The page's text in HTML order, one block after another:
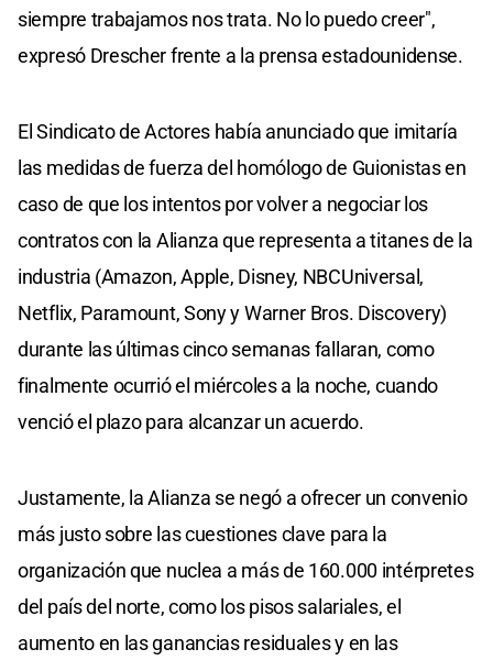
siempre trabajamos nos trata. No lo puedo creer",
expresó Drescher frente a la prensa estadounidense.
El Sindicato de Actores había anunciado que imitaría
las medidas de fuerza del homólogo de Guionistas en
caso de que los intentos por volver a negociar los
contratos con la Alianza que representa a titanes de la
industria (Amazon, Apple, Disney, NBCUniversal,
Netflix, Paramount, Sony y Warner Bros. Discovery)
durante las últimas cinco semanas fallaran, como
finalmente ocurrió el miércoles a la noche, cuando
venció el plazo para alcanzar un acuerdo.
Justamente, la Alianza se negó a ofrecer un convenio
más justo sobre las cuestiones clave para la
organización que nuclea a más de 160.000 intérpretes
del país del norte, como los pisos salariales, el
aumento en las ganancias residuales y en las